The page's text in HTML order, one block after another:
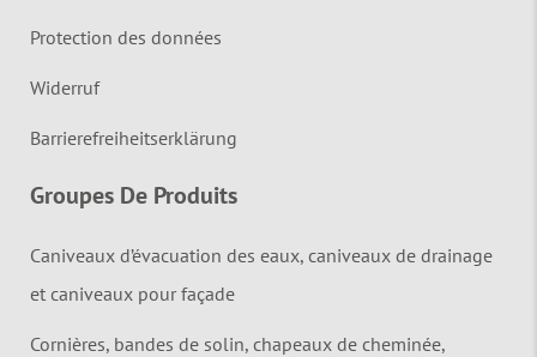
Protection des données
Widerruf
Barrierefreiheitserklärung
Groupes De Produits
Caniveaux d’évacuation des eaux, caniveaux de drainage
et caniveaux pour façade
Cornières, bandes de solin, chapeaux de cheminée,